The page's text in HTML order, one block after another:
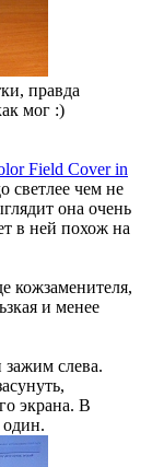
правда
мог :)
Field Cover in
светлее чем не
она очень
в ней похож на
кожзаменителя,
и менее
слева.
экрана. В
один.